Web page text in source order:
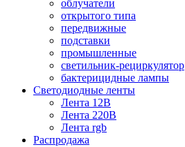
облучатели
открытого типа
передвижные
подставки
промышленные
светильник-рециркулятор
бактерицидные лампы
Светодиодные ленты
Лента 12В
Лента 220В
Лента rgb
Распродажа